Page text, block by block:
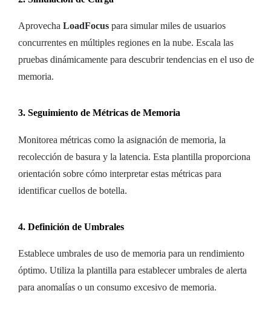
Aprovecha LoadFocus para simular miles de usuarios
concurrentes en múltiples regiones en la nube. Escala las
pruebas dinámicamente para descubrir tendencias en el uso de
memoria.
3. Seguimiento de Métricas de Memoria
Monitorea métricas como la asignación de memoria, la
recolección de basura y la latencia. Esta plantilla proporciona
orientación sobre cómo interpretar estas métricas para
identificar cuellos de botella.
4. Definición de Umbrales
Establece umbrales de uso de memoria para un rendimiento
óptimo. Utiliza la plantilla para establecer umbrales de alerta
para anomalías o un consumo excesivo de memoria.